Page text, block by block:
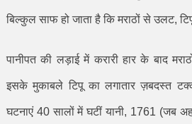
बिल्कुल साफ हो जाता है कि मराठों से उलट,
पानीपत की लड़ाई में करारी हार के बाद
इसके मुकाबले टिपू का लगातार ज़बदस्त
घटनाएं 40 सालोंमें घटीं यानी, 1761 (जब